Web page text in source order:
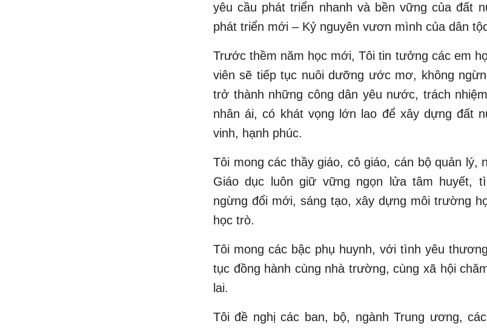
yêu cầu phát triển nhanh và bền vững của đất
phát triển mới – Kỷ nguyên vươn mình của dân
Trước thềm năm học mới, Tôi tin tưởng các em
viên sẽ tiếp tục nuôi dưỡng ước mơ, không
trở thành những công dân yêu nước, trách
nhân ái, có khát vọng lớn lao để xây dựng đất
vinh, hạnh phúc.
Tôi mong các thầy giáo, cô giáo, cán bộ quản lý,
Giáo dục luôn giữ vững ngọn lửa tâm huyết,
ngừng đổi mới, sáng tạo, xây dựng môi trường
học trò.
Tôi mong các bậc phụ huynh, với tình yêu
tục đồng hành cùng nhà trường, cùng xã hội
lai.
Tôi đề nghị các ban, bộ, ngành Trung ương,